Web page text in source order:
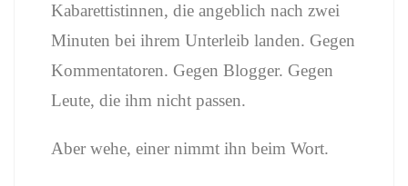
Kabarettistinnen, die angeblich nach zwei
Minuten bei ihrem Unterleib landen. Gegen
Kommentatoren. Gegen Blogger. Gegen
Leute, die ihm nicht passen.
Aber wehe, einer nimmt ihn beim Wort.